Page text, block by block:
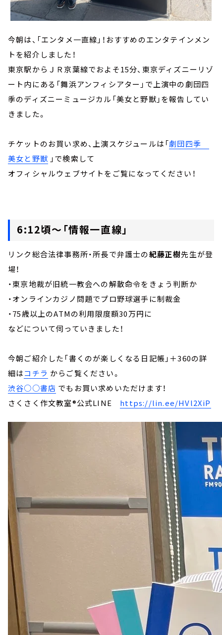
今朝は、「エンタメ一直線」！おすすめのエンタテインメン
トを紹介しました！
東京駅からＪＲ京葉線でおよそ15分、東京ディズニーリゾ
ート内にある「舞浜アンフィシアター」で上演中の劇団四
季のディズニーミュージカル「美女と野獣」を報告してい
きました。
チケットのお買い求め、上演スケジュールは「劇団四季
美女と野獣 」で検索して
オフィシャルウェブサイトをご覧になってください！
6:12頃～「情報一直線」
リンク総合法律事務所・所長で弁護士の紀藤正樹先生が登
場！
・東京地裁が旧統一教会への解散命令をきょう判断か
・オンラインカジノ問題でプロ野球選手に制裁金
・75歳以上のATMの利用限度額30万円に
などについて伺っていきました！
今朝ご紹介した「書くのが楽しくなる日記帳」＋360の詳
細はコチラ からご覧ください。
渋谷○○書店 でもお買い求めいただけます！
さくさく作文教室®︎公式LINE https://lin.ee/HVl2XiP